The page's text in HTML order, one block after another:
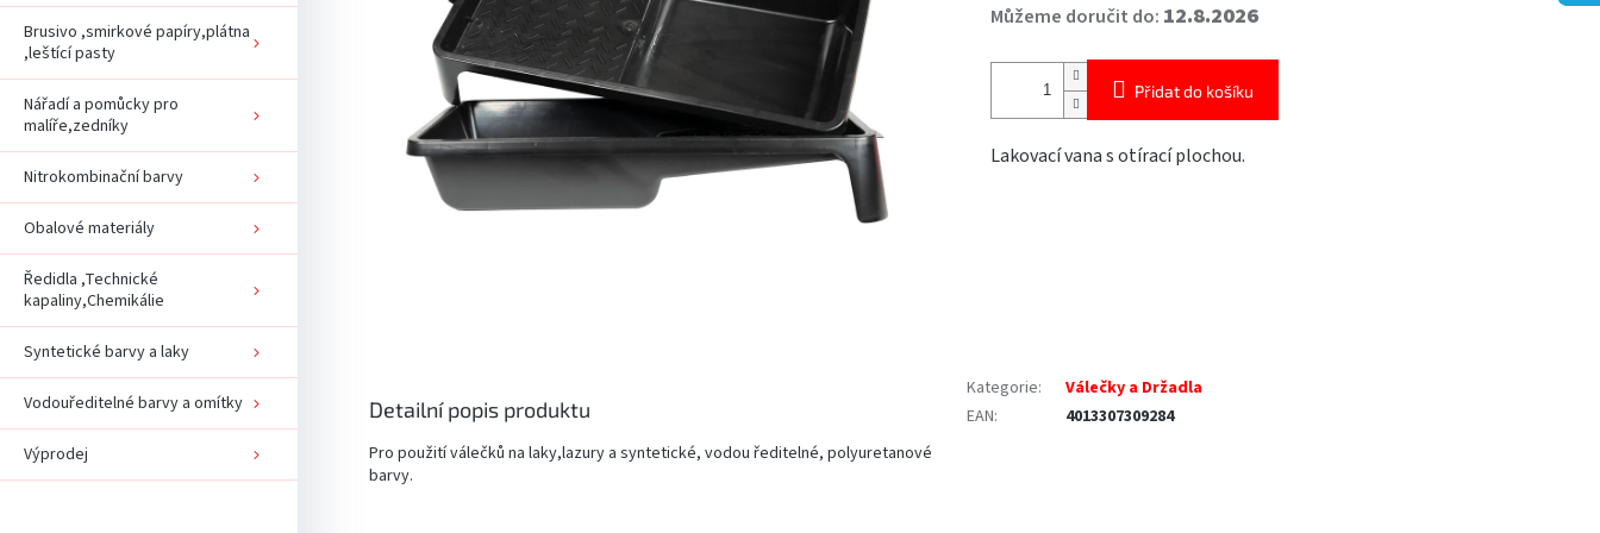
Brusivo ,smirkové papíry,plátna
,leštící pasty
Nářadí a pomůcky pro
malíře,zedníky
Nitrokombinační barvy
Obalové materiály
Ředidla ,Technické
kapaliny,Chemikálie
Syntetické barvy a laky
Vodouředitelné barvy a omítky
Výprodej
Můžeme doručit do: 12.8.2026
Přidat do košíku
Lakovací vana s otírací plochou.
Detailní popis produktu
Pro použití válečků na laky,lazury a syntetické, vodou ředitelné, polyuretanové
barvy.
Kategorie:
Válečky a Držadla
EAN: 4013307309284